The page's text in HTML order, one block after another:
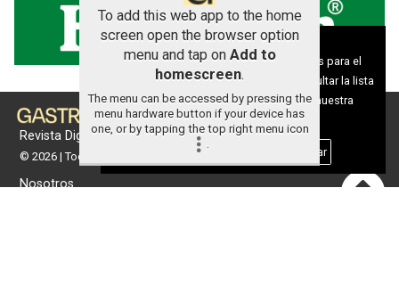
Revista Digital de gastronomía
© 2026 | Todos los derechos reservados
Nosotros
To add this web app to the home
screen open the browser option
menu and tap on Add to
homescreen.
The menu can be accessed by pressing the
menu hardware button if your device has
one, or by tapping the top right menu icon
.
Aviso sobre el Uso de cookies:
Utilizamos cookies nuestras y de terceros para el
funcionamiento del digital. Puedes consultar la lista
de cookies y como desconectarlas. Ver nuestra
Política de Privacidad y Cookies
Aceptar Cookies Personalizar